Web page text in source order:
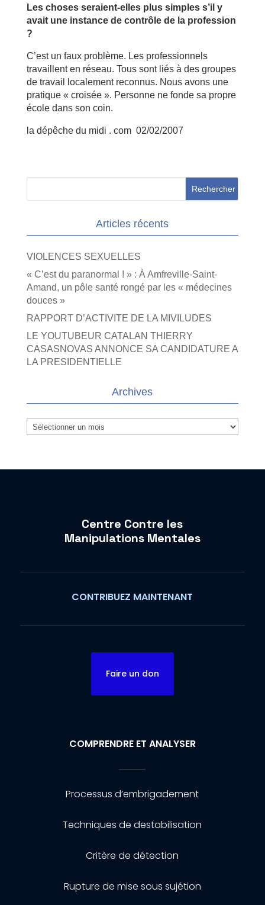
Les choses seraient-elles plus simples s’il y
avait une instance de contrôle de la profession
?
C’est un faux problème. Les professionnels
travaillent en réseau. Tous sont liés à des groupes
de travail localement reconnus. Nous avons une
pratique « croisée ». Personne ne fonde sa propre
école dans son coin.
la dépêche du midi . com 02/02/2007
Articles récents
VIOLENCES SEXUELLES
« C’est du paranormal ! » : À Amfreville-Saint-
Amand, un pôle santé rongé par les « médecines
douces »
RAPPORT D’ACTIVITE DE LA MIVILUDES
LE YOUTUBEUR CATALAN THIERRY
CASASNOVAS ANNONCE SA CANDIDATURE A
LA PRESIDENTIELLE
Archives
Archives
Centre Contre les
Manipulations Mentales
CONTRIBUEZ MAINTENANT
Faire un don
COMPRENDRE ET ANALYSER
Processus d’embrigadement
Techniques de destabilisation
Critère de détection
Rupture de mise sous sujétion